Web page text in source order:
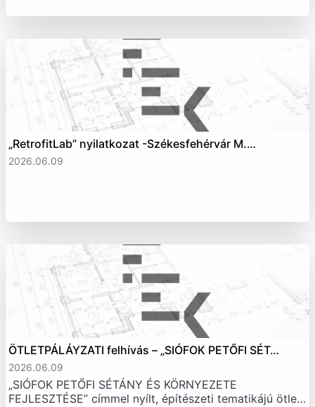
„RetrofitLab” nyilatkozat -Székesfehérvár M.…
2026.06.09
ÖTLETPÁLÁYZATI felhívás – „SIÓFOK PETŐFI SÉT…
2026.06.09
„SIÓFOK PETŐFI SÉTÁNY ÉS KÖRNYEZETE
FEJLESZTÉSE” címmel nyílt, építészeti tematikájú ötle…